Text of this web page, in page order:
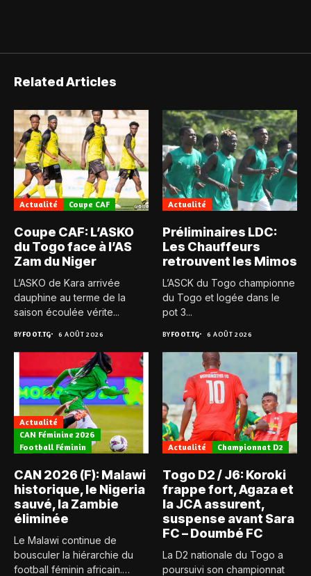
Related Articles
Actualité Coupe CAF
Coupe CAF: L’ASKO
du Togo face à l’AS
Zam du Niger
L’ASKO de Kara arrivée
dauphine au terme de la
saison écoulée vérite...
BYFOOT.TG 6 AOÛT 2026
Actualité
Préliminaires LDC:
Les Chauffeurs
retrouvent les Mimos
L’ASCK du Togo championne
du Togo et logée dans le
pot 3...
BYFOOT.TG 6 AOÛT 2026
Actualité
CAN Féminine 2026
Football Féminin
CAN 2026 (F): Malawi
historique, le Nigeria
sauvé, la Zambie
éliminée
Le Malawi continue de
bousculer la hiérarchie du
football féminin africain.
Actualité Championnat D2
Togo D2 / J6: Koroki
frappe fort, Agaza et
la JCA assurent,
suspense avant Sara
FC – Doumbé FC
La D2 nationale du Togo a
poursuivi son championnat